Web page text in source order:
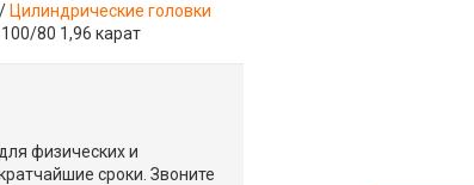
/ Цилиндрические головки
80 1,96 карат
физических и
сроки. Звоните